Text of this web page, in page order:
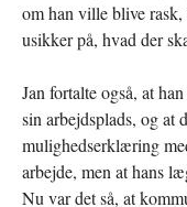
om han ville blive
usikker på, hvad der
Jan fortalte også, at
sin arbejdsplads, og at
mulighedserklæring
arbejde, men at hans
Nu var det så, at